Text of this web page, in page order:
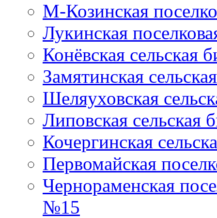
М-Козинская
Лукинская
Конёвская сельская
Замятинская
Шеляуховская
Липовская сельская
Кочергинская
Первомайская
Чернораменская
№15